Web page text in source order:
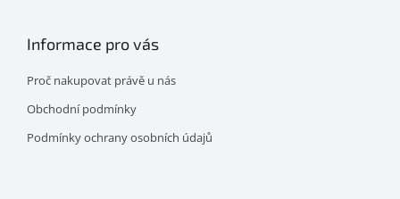
Informace pro vás
Proč nakupovat právě u nás
Obchodní podmínky
Podmínky ochrany osobních údajů